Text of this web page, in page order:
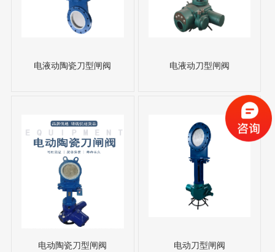
电液动陶瓷刀型闸阀 电液动刀型闸阀
电动陶瓷刀型闸阀 电动刀型闸阀